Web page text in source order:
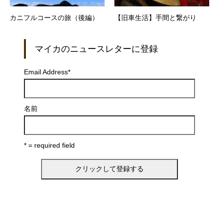
カニフルコースの旅（後編） 【旧車生活】手間と繋がり
マイカのニュースレターに登録
Email Address*
名前
* = required field